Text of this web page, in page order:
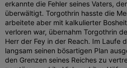
erkannte die Fehler seines Vaters,
überwältigt. Torgothrin hasste die
arbeitete aber mit kalkulierter
verloren war, übernahm Torgothrin
Herr der Fey in der Reach. Im Laufe
langsam seinen bösartigen Plan
den Grenzen seines Reiches zu